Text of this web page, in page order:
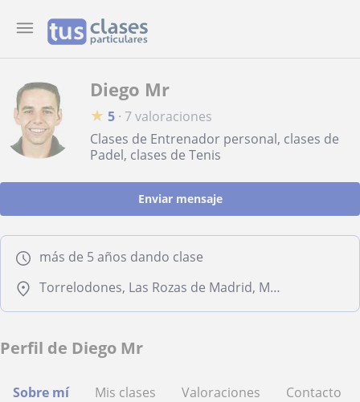
Diego Mr
★ 5 · 7 valoraciones
Clases de Entrenador personal, clases de
Padel, clases de Tenis
Enviar mensaje
más de 5 años dando clase
Torrelodones, Las Rozas de Madrid, Majadahonda, Collado Villalba, Hoyo de Manzanares, Galapagar, Boadilla del Monte, Moralzarzal
Perfil de Diego Mr
Sobre mí Mis clases Valoraciones Contacto